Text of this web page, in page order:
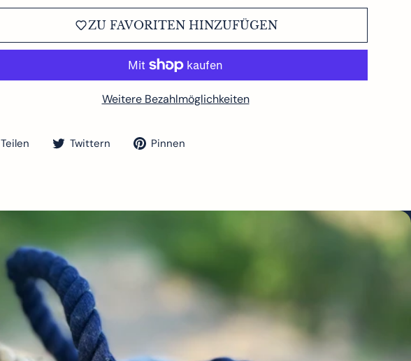
ZU FAVORITEN HINZUFÜGEN
Weitere Bezahlmöglichkeiten
Teilen
Auf
Twittern
Auf
Pinnen